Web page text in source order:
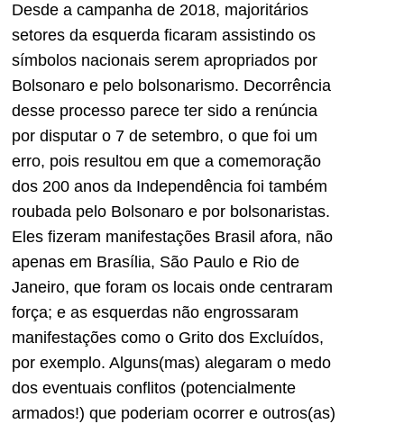
Desde a campanha de 2018, majoritários
setores da esquerda ficaram assistindo os
símbolos nacionais serem apropriados por
Bolsonaro e pelo bolsonarismo. Decorrência
desse processo parece ter sido a renúncia
por disputar o 7 de setembro, o que foi um
erro, pois resultou em que a comemoração
dos 200 anos da Independência foi também
roubada pelo Bolsonaro e por bolsonaristas.
Eles fizeram manifestações Brasil afora, não
apenas em Brasília, São Paulo e Rio de
Janeiro, que foram os locais onde centraram
força; e as esquerdas não engrossaram
manifestações como o Grito dos Excluídos,
por exemplo. Alguns(mas) alegaram o medo
dos eventuais conflitos (potencialmente
armados!) que poderiam ocorrer e outros(as)